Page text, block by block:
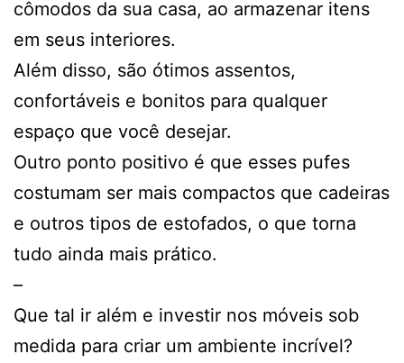
cômodos da sua casa, ao armazenar itens
em seus interiores.
Além disso, são ótimos assentos,
confortáveis e bonitos para qualquer
espaço que você desejar.
Outro ponto positivo é que esses pufes
costumam ser mais compactos que cadeiras
e outros tipos de estofados, o que torna
tudo ainda mais prático.
–
Que tal ir além e investir nos móveis sob
medida para criar um ambiente incrível?